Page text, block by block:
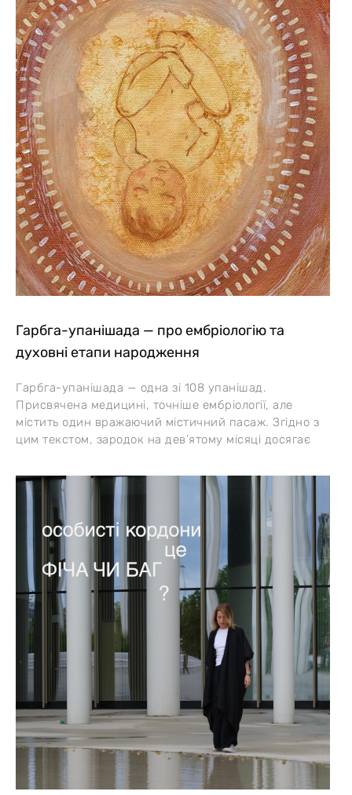
Гарбга-упанішада — про ембріологію та
духовні етапи народження
Гарбга-упанішада — одна зі 108 упанішад.
Присвячена медицині, точніше ембріології, але
містить один вражаючий містичний пасаж. Згідно з
цим текстом, зародок на дев’ятому місяці досягає